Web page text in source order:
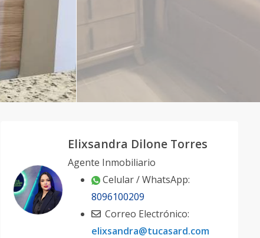
Elixsandra Dilone Torres
Agente Inmobiliario
Celular / WhatsApp:
8096100209
Correo Electrónico:
elixsandra@tucasard.com